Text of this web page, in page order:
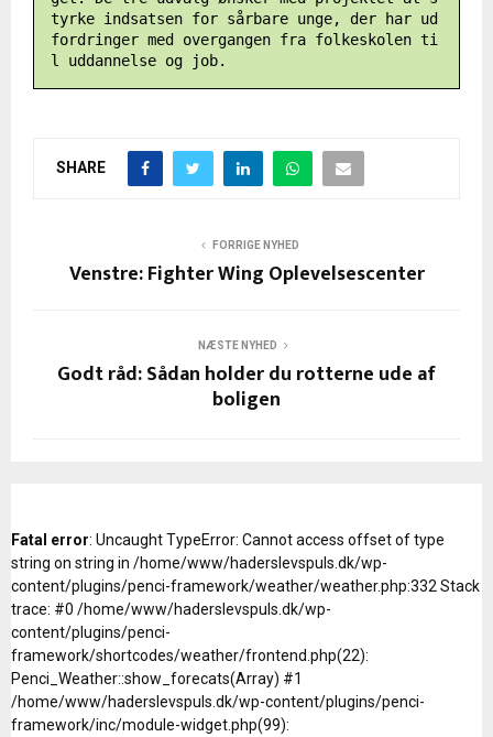
tyrke indsatsen for sårbare unge, der har ud
fordringer med overgangen fra folkeskolen ti
l uddannelse og job.
SHARE
FORRIGE NYHED
Venstre: Fighter Wing Oplevelsescenter
NÆSTE NYHED
Godt råd: Sådan holder du rotterne ude af
boligen
Fatal error: Uncaught TypeError: Cannot access offset of type
string on string in /home/www/haderslevspuls.dk/wp-
content/plugins/penci-framework/weather/weather.php:332 Stack
trace: #0 /home/www/haderslevspuls.dk/wp-
content/plugins/penci-
framework/shortcodes/weather/frontend.php(22):
Penci_Weather::show_forecats(Array) #1
/home/www/haderslevspuls.dk/wp-content/plugins/penci-
framework/inc/module-widget.php(99):